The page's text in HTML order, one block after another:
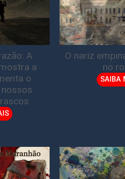
A
a
o
O nariz
no
SAIBA